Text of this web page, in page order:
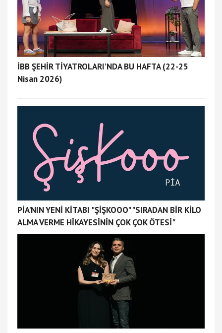
İBB ŞEHİR TİYATROLARI’NDA BU HAFTA (22-25
Nisan 2026)
PİA'NIN YENİ KİTABI "ŞİŞKOOO" "SIRADAN BİR KİLO
ALMA VERME HİKAYESİNİN ÇOK ÇOK ÖTESİ"